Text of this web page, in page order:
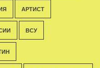
АРТИСТ
ВСУ